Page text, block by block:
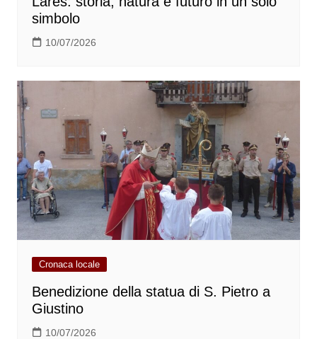
simbolo
10/07/2026
Cronaca locale
Benedizione della statua di S. Pietro a
Giustino
10/07/2026